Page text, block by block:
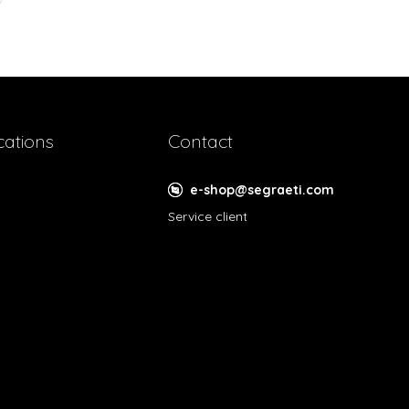
Contact
e-shop@segraeti.com
Service client